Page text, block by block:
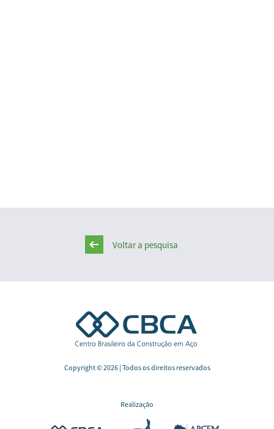
Voltar a pesquisa
Copyright © 2026 | Todos os direitos reservados
Realização